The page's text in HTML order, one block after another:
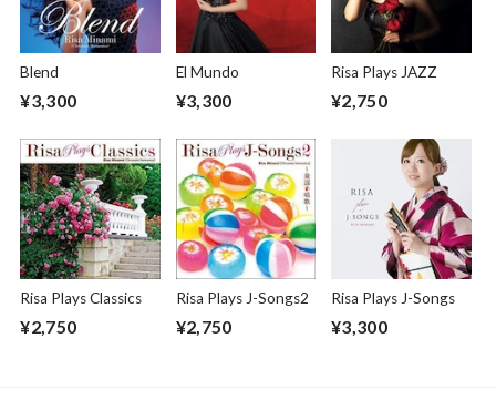
Blend
¥3,300
El Mundo
¥3,300
Risa Plays JAZZ
¥2,750
Risa Plays Classics
¥2,750
Risa Plays J-Songs2
¥2,750
Risa Plays J-Songs
¥3,300